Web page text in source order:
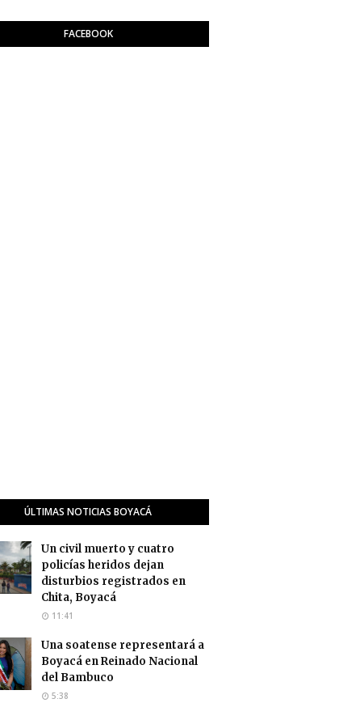
FACEBOOK
ÚLTIMAS NOTICIAS BOYACÁ
Un civil muerto y cuatro
policías heridos dejan
disturbios registrados en
Chita, Boyacá
11:41
Una soatense representará a
Boyacá en Reinado Nacional
del Bambuco
5:38